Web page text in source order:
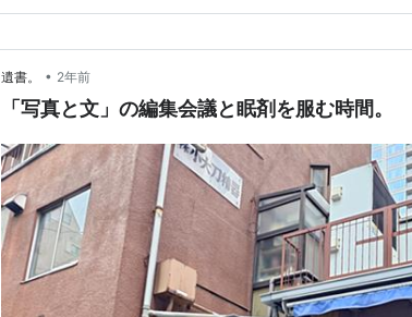
遺書。 • 2年前
「写真と文」の編集会議と眠剤を服む時間。